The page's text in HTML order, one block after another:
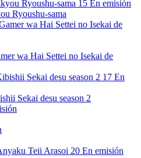
15 En emisión
Ryoushu-sama
wa Hai Settei no Isekai de
17 En
Sekai desu season 2
20 En emisión